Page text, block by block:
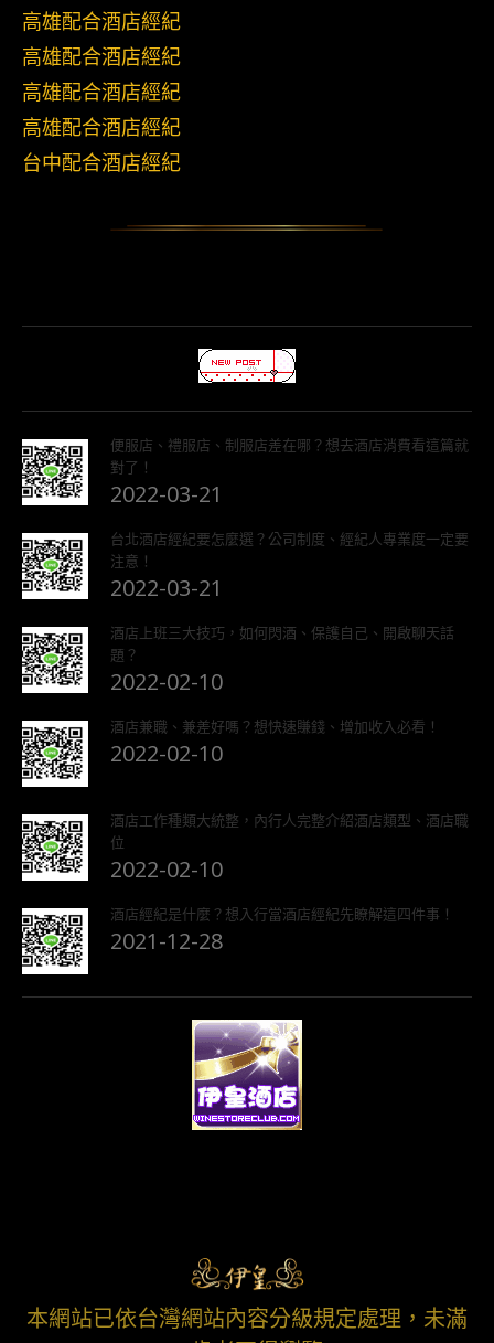
高雄配合酒店經紀
高雄配合酒店經紀
高雄配合酒店經紀
高雄配合酒店經紀
台中配合酒店經紀
便服店、禮服店、制服店差在哪？想去酒店消費看這篇就
對了！
2022-03-21
台北酒店經紀要怎麼選？公司制度、經紀人專業度一定要
注意！
2022-03-21
酒店上班三大技巧，如何閃酒、保護自己、開啟聊天話
題？
2022-02-10
酒店兼職、兼差好嗎？想快速賺錢、增加收入必看！
2022-02-10
酒店工作種類大統整，內行人完整介紹酒店類型、酒店職
位
2022-02-10
酒店經紀是什麼？想入行當酒店經紀先瞭解這四件事！
2021-12-28
本網站已依台灣網站內容分級規定處理，未滿